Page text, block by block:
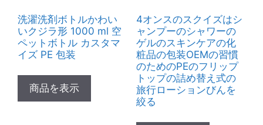
洗濯洗剤ボトルかわい
いクジラ形 1000 ml 空
ペットボトル カスタマ
イズ PE 包装
商品を表示
4オンスのスクイズはシ
ャンプーのシャワーの
ゲルのスキンケアの化
粧品の包装OEMの習慣
のためのPEのフリップ
トップの詰め替え式の
旅行ローションびんを
絞る